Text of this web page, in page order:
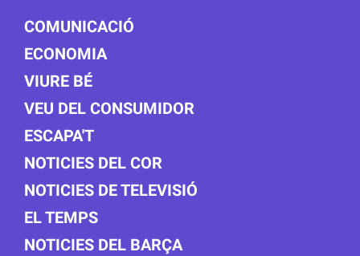
COMUNICACIÓ
ECONOMIA
VIURE BÉ
VEU DEL CONSUMIDOR
ESCAPA'T
NOTICIES DEL COR
NOTICIES DE TELEVISIÓ
EL TEMPS
NOTICIES DEL BARÇA